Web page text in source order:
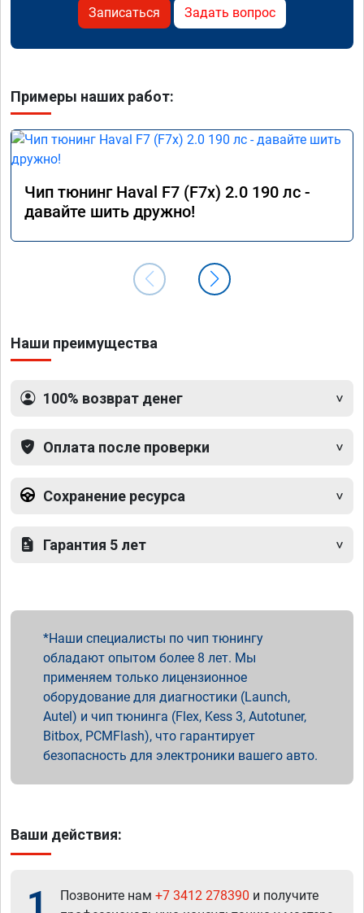
Записаться Задать вопрос
Примеры наших работ:
Чип тюнинг Haval F7 (F7x) 2.0 190 лс -
давайте шить дружно!
Наши преимущества
100% возврат денег
Оплата после проверки
Сохранение ресурса
Гарантия 5 лет
Наши специалисты по чип тюнингу
обладают опытом более 8 лет. Мы
применяем только лицензионное
оборудование для диагностики (Launch,
Autel) и чип тюнинга (Flex, Kess 3, Autotuner,
Bitbox, PCMFlash), что гарантирует
безопасность для электроники вашего авто.
Ваши действия:
1 Позвоните нам +7 3412 278390 и получите